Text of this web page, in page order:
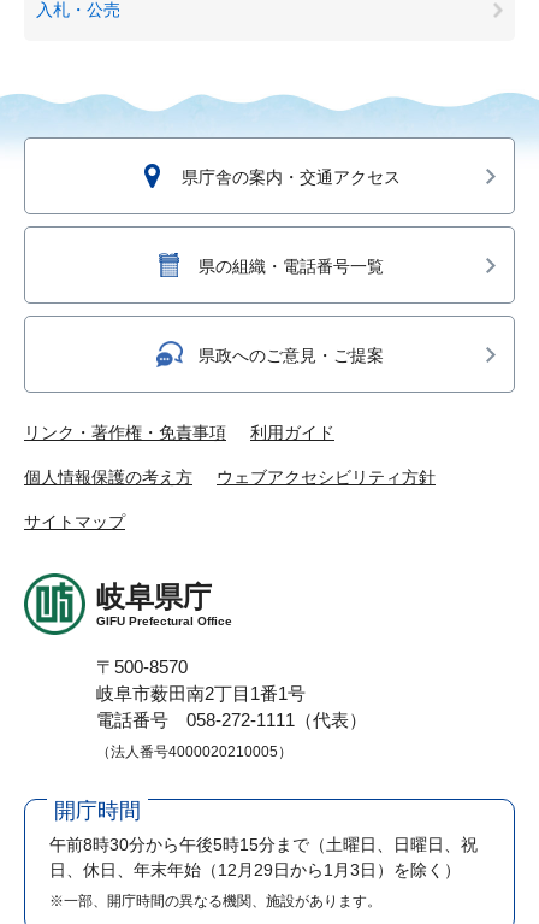
入札・公売
県庁舎の案内・交通アクセス
県の組織・電話番号一覧
県政へのご意見・ご提案
リンク・著作権・免責事項 利用ガイド
個人情報保護の考え方 ウェブアクセシビリティ方針
サイトマップ
岐阜県庁
GIFU Prefectural Office
〒500-8570
岐阜市薮田南2丁目1番1号
電話番号 058-272-1111（代表）
（法人番号4000020210005）
開庁時間
午前8時30分から午後5時15分まで （土曜日、日曜日、祝
日、休日、年末年始（12月29日から1月3日）を除く）
※一部、開庁時間の異なる機関、施設があります。